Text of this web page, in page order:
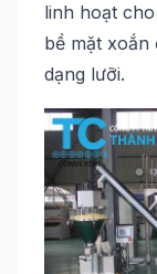
linh hoạt
bề mặt
dạng lưỡi.